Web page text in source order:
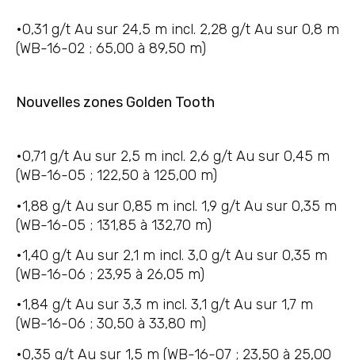
•0,31 g/t Au sur 24,5 m incl. 2,28 g/t Au sur 0,8 m
(WB-16-02 ; 65,00 à 89,50 m)
Nouvelles zones Golden Tooth
•0,71 g/t Au sur 2,5 m incl. 2,6 g/t Au sur 0,45 m
(WB-16-05 ; 122,50 à 125,00 m)
•1,88 g/t Au sur 0,85 m incl. 1,9 g/t Au sur 0,35 m
(WB-16-05 ; 131,85 à 132,70 m)
•1,40 g/t Au sur 2,1 m incl. 3,0 g/t Au sur 0,35 m
(WB-16-06 ; 23,95 à 26,05 m)
•1,84 g/t Au sur 3,3 m incl. 3,1 g/t Au sur 1,7 m
(WB-16-06 ; 30,50 à 33,80 m)
•0,35 g/t Au sur 1,5 m (WB-16-07 ; 23,50 à 25,00